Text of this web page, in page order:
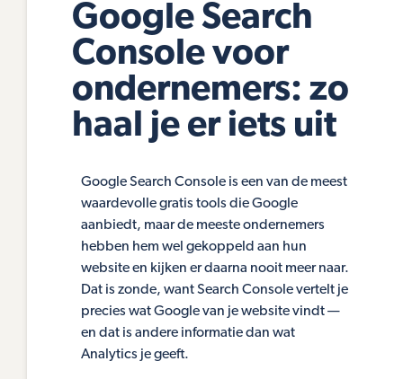
Google Search
Console voor
ondernemers: zo
haal je er iets uit
Google Search Console is een van de meest
waardevolle gratis tools die Google
aanbiedt, maar de meeste ondernemers
hebben hem wel gekoppeld aan hun
website en kijken er daarna nooit meer naar.
Dat is zonde, want Search Console vertelt je
precies wat Google van je website vindt —
en dat is andere informatie dan wat
Analytics je geeft.